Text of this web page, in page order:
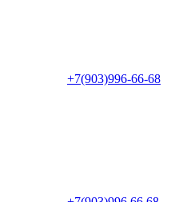
+7(903)996-66-68